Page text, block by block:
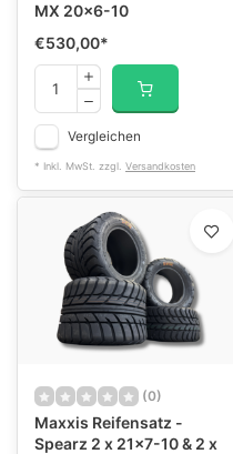
MX 20x6-10
€530,00*
Vergleichen
* Inkl. MwSt. zzgl. Versandkosten
(0)
Maxxis Reifensatz -
Spearz 2 x 21x7-10 & 2 x